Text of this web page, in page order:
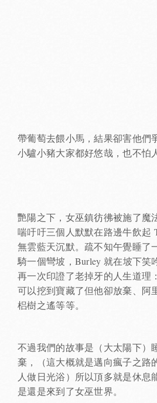
帶葡萄去餵小馬，結果卻害他們
小驢小豬大家都好悠哉，也不怕
艷陽之下，女巫鎮彷彿被施了魔
喘吁吁三個人默默在路邊牛飲起
無雲藍天沉默。疏不知午覺睡了
騎一個彎坡，Burley 就在坡下笑
再一次印證了老掉牙的人生道理
可以挖到寶藏了但他卻放棄、阿
梠樹之遙等等。
不過我們的故事是（大太陽下）
棄，（這大概就是邁向瘋子之路
人做日光浴）所以頂多就是休息
是還是來到了女巫世界。